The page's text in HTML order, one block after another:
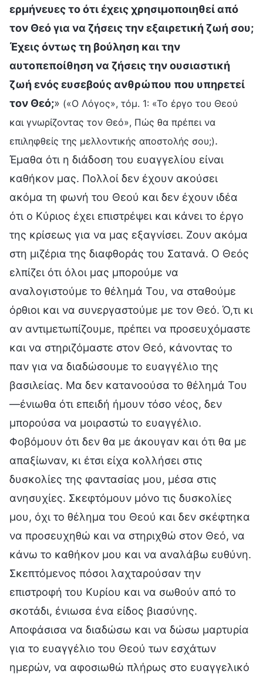
ερμήνευες το ότι έχεις χρησιμοποιηθεί από
τον Θεό για να ζήσεις την εξαιρετική ζωή σου;
Έχεις όντως τη βούληση και την
αυτοπεποίθηση να ζήσεις την ουσιαστική
ζωή ενός ευσεβούς ανθρώπου που υπηρετεί
τον Θεό;» («Ο Λόγος», τόμ. 1: «Το έργο του Θεού
και γνωρίζοντας τον Θεό», Πώς θα πρέπει να
επιληφθείς της μελλοντικής αποστολής σου;).
Έμαθα ότι η διάδοση του ευαγγελίου είναι
καθήκον μας. Πολλοί δεν έχουν ακούσει
ακόμα τη φωνή του Θεού και δεν έχουν ιδέα
ότι ο Κύριος έχει επιστρέψει και κάνει το έργο
της κρίσεως για να μας εξαγνίσει. Ζουν ακόμα
στη μιζέρια της διαφθοράς του Σατανά. Ο Θεός
ελπίζει ότι όλοι μας μπορούμε να
αναλογιστούμε το θέλημά Του, να σταθούμε
όρθιοι και να συνεργαστούμε με τον Θεό. Ό,τι κι
αν αντιμετωπίζουμε, πρέπει να προσευχόμαστε
και να στηριζόμαστε στον Θεό, κάνοντας το
παν για να διαδώσουμε το ευαγγέλιο της
βασιλείας. Μα δεν κατανοούσα το θέλημά Του
—ένιωθα ότι επειδή ήμουν τόσο νέος, δεν
μπορούσα να μοιραστώ το ευαγγέλιο.
Φοβόμουν ότι δεν θα με άκουγαν και ότι θα με
απαξίωναν, κι έτσι είχα κολλήσει στις
δυσκολίες της φαντασίας μου, μέσα στις
ανησυχίες. Σκεφτόμουν μόνο τις δυσκολίες
μου, όχι το θέλημα του Θεού και δεν σκέφτηκα
να προσευχηθώ και να στηριχθώ στον Θεό, να
κάνω το καθήκον μου και να αναλάβω ευθύνη.
Σκεπτόμενος πόσοι λαχταρούσαν την
επιστροφή του Κυρίου και να σωθούν από το
σκοτάδι, ένιωσα ένα είδος βιασύνης.
Αποφάσισα να διαδώσω και να δώσω μαρτυρία
για το ευαγγέλιο του Θεού των εσχάτων
ημερών, να αφοσιωθώ πλήρως στο ευαγγελικό